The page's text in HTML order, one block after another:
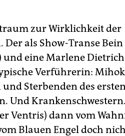
zur Wirklichkeit der
als Show-Transe Bein
und eine Marlene Dietrich
Verführerin:
Sterbenden des
Und
Ventris) dann vom
Blauen Engel doch